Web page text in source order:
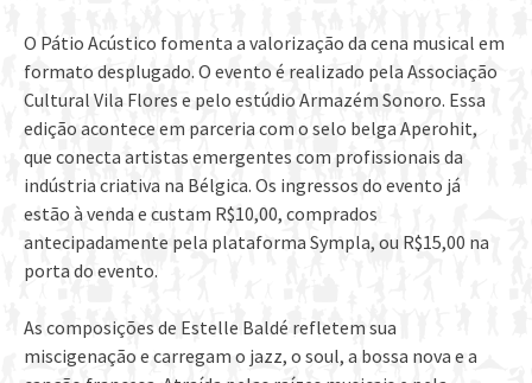
O Pátio Acústico fomenta a valorização da cena musical em
formato desplugado. O evento é realizado pela Associação
Cultural Vila Flores e pelo estúdio Armazém Sonoro. Essa
edição acontece em parceria com o selo belga Aperohit,
que conecta artistas emergentes com profissionais da
indústria criativa na Bélgica. Os ingressos do evento já
estão à venda e custam R$10,00, comprados
antecipadamente pela plataforma Sympla, ou R$15,00 na
porta do evento.
As composições de Estelle Baldé refletem sua
miscigenação e carregam o jazz, o soul, a bossa nova e a